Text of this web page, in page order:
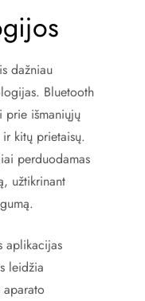
dažniau
Bluetooth
prie išmaniųjų
kitų prietaisų.
perduodamas
užtikrinant
aplikacijas
leidžia